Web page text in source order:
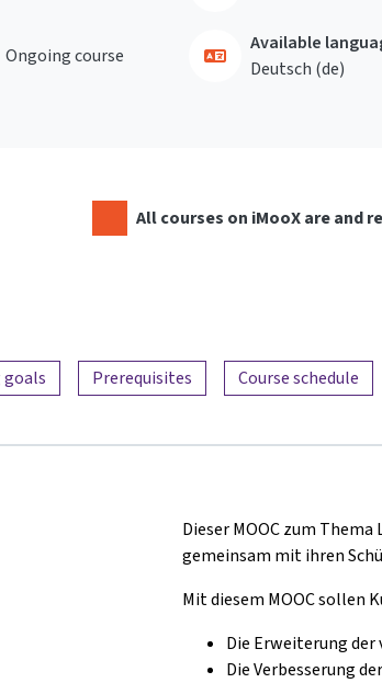
Ongoing course
Available
Deutsch ‎(de)‎
All courses on iMooX are and
goals Prerequisites Course schedule
Dieser MOOC zum
gemeinsam mit ihren
Mit diesem MOOC sollen
Die Erweiterung
Die Verbesserung